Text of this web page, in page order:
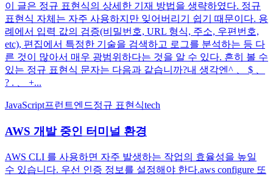
이 글은 정규 표현식의 상세한 기재 방법을 생략하였다. 정규
표현식 자체는 자주 사용하지만 잊어버리기 쉽기 때문이다. 용
례에서 입력 값의 검증(비밀번호, URL 형식, 주소, 우편번호,
etc), 편집에서 특정한 기술을 검색하고 로그를 분석하는 등 다
른 것이 많아서 매우 광범위하다는 것을 알 수 있다. 흔히 볼 수
있는 정규 표현식 문자는 다음과 같습니까?내 생각엔^ 、 $ 、
? . 、 +...
JavaScript프런트엔드정규 표현식tech
AWS 개발 중인 터미널 환경
AWS CLI 를 사용하면 자주 발생하는 작업의 효율성을 높일
수 있습니다. 우선 인증 정보를 설정해야 한다.aws configure 또